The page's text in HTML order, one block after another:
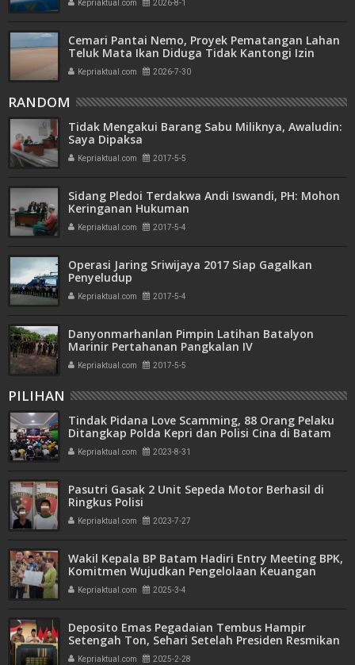
Kepriaktual.com 2026-8-1
Cemari Pantai Nemo, Proyek Pematangan Lahan
Teluk Mata Ikan Diduga Tidak Kantongi Izin
Amdal
Kepriaktual.com 2026-7-30
RANDOM
Tidak Mengakui Barang Sabu Miliknya, Awaludin:
Saya Dipaksa
Kepriaktual.com 2017-5-5
Sidang Pledoi Terdakwa Andi Iswandi, PH: Mohon
Keringanan Hukuman
Kepriaktual.com 2017-5-4
Operasi Jaring Sriwijaya 2017 Siap Gagalkan
Penyeludup
Kepriaktual.com 2017-5-4
Danyonmarhanlan Pimpin Latihan Batalyon
Marinir Pertahanan Pangkalan IV
Kepriaktual.com 2017-5-5
PILIHAN
Tindak Pidana Love Scamming, 88 Orang Pelaku
Ditangkap Polda Kepri dan Polisi Cina di Batam
Kepriaktual.com 2023-8-31
Pasutri Gasak 2 Unit Sepeda Motor Berhasil di
Ringkus Polisi
Kepriaktual.com 2023-7-27
Wakil Kepala BP Batam Hadiri Entry Meeting BPK,
Komitmen Wujudkan Pengelolaan Keuangan
Transparan dan Akuntabel
Kepriaktual.com 2025-3-4
Deposito Emas Pegadaian Tembus Hampir
Setengah Ton, Sehari Setelah Presiden Resmikan
Bank Emas
Kepriaktual.com 2025-2-28